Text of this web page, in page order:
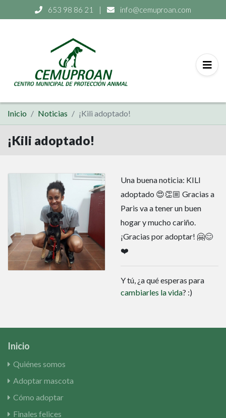
653 98 86 21 | info@cemuproan.com
Inicio Noticias ¡Kili adoptado!
¡Kili adoptado!
Una buena noticia: KILI
adoptado 😍👏🏼 Gracias a
Paris va a tener un buen
hogar y mucho cariño.
¡Gracias por adoptar! 🤗😊
❤️
Y tú, ¿a qué esperas para
cambiarles la vida? :)
Inicio
Quiénes somos
Adoptar mascota
Cómo adoptar
Finales felices